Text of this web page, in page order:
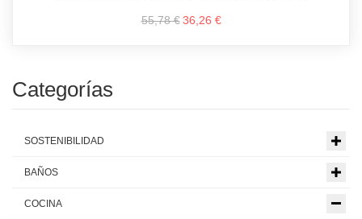
55,78 € 36,26 €
Categorías
SOSTENIBILIDAD
BAÑOS
COCINA